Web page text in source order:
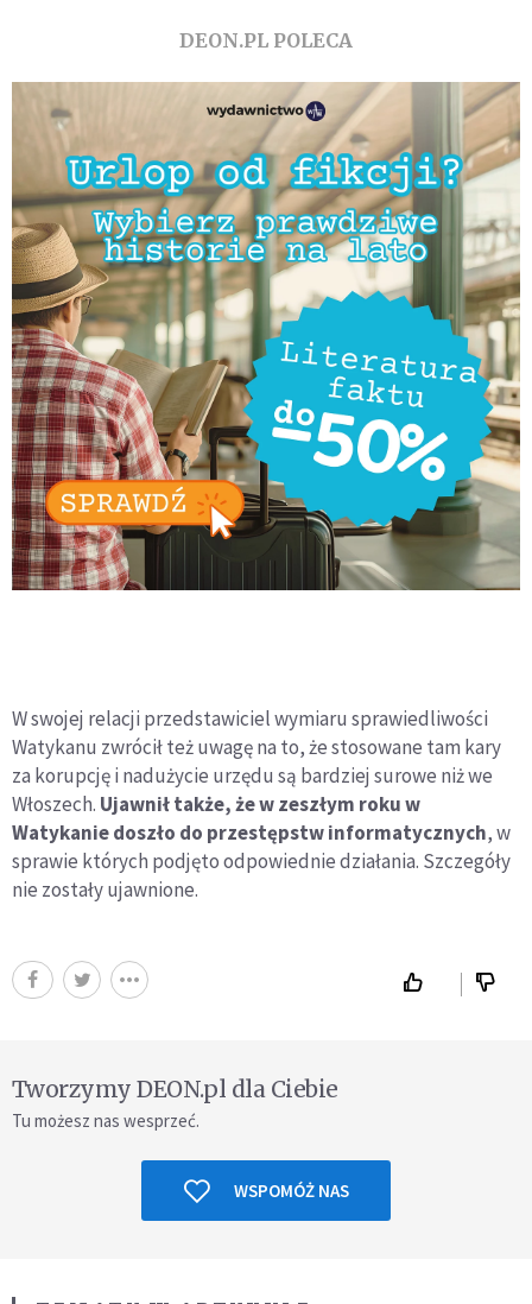
DEON.PL POLECA
W swojej relacji przedstawiciel wymiaru sprawiedliwości
Watykanu zwrócił też uwagę na to, że stosowane tam kary
za korupcję i nadużycie urzędu są bardziej surowe niż we
Włoszech. Ujawnił także, że w zeszłym roku w
Watykanie doszło do przestępstw informatycznych, w
sprawie których podjęto odpowiednie działania. Szczegóły
nie zostały ujawnione.
Tworzymy DEON.pl dla Ciebie
Tu możesz nas wesprzeć.
WSPOMÓŻ NAS